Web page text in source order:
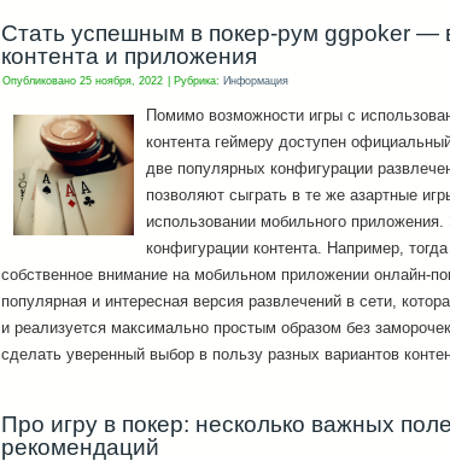
Стать успешным в покер-рум ggpoker —
контента и приложения
Опубликовано 25 ноября, 2022 Рубрика: Информация
Помимо возможности игры с
контента геймеру доступен
две популярных конфигурации
позволяют сыграть в те же азартные
использовании мобильного
конфигурации контента. Например,
собственное внимание на мобильном приложении онлайн-
популярная и интересная версия развлечений в сети,
и реализуется максимально простым образом без
сделать уверенный выбор в пользу разных вариантов
Про игру в покер: несколько важных
рекомендаций